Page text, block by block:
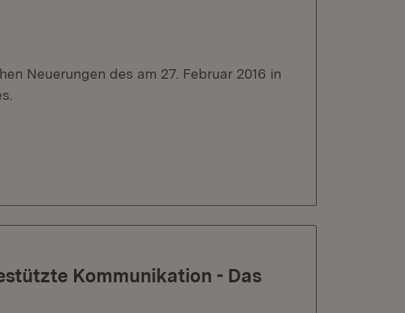
Neuerungen des am 27. Februar 2016 in
Kommunikation - Das